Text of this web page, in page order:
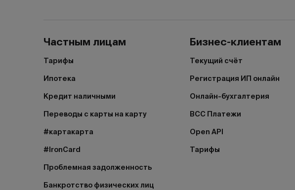
Частным лицам
Тарифы
Ипотека
Кредит наличными
Переводы с карты на карту
#картакарта
#IronCard
Проблемная задолженность
Банкротство физических лиц
Бизнес-клиентам
Текущий счёт
Регистрация ИП онлайн
Онлайн-бухгалтерия
BCC Платежи
Open API
Тарифы